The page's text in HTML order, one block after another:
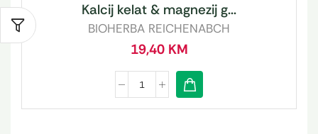
Kalcij kelat & magnezij g...
BIOHERBA REICHENABCH
19,40 KM